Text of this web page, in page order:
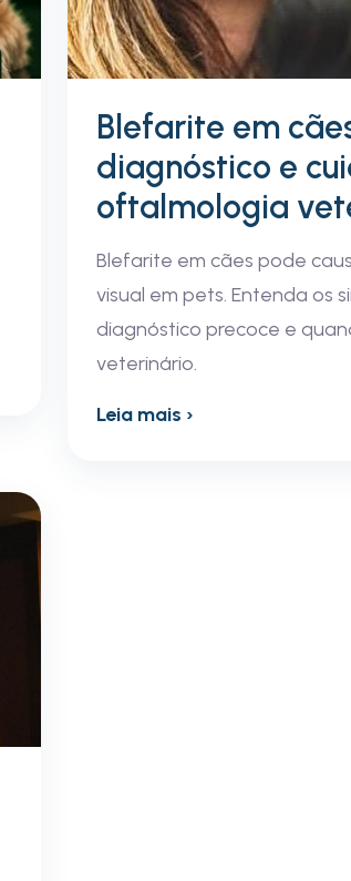
Blefarite em
diagnóstico e
oftalmologia
Blefarite em cães pode
visual em pets. Entenda os
diagnóstico precoce e
veterinário.
Leia mais ›